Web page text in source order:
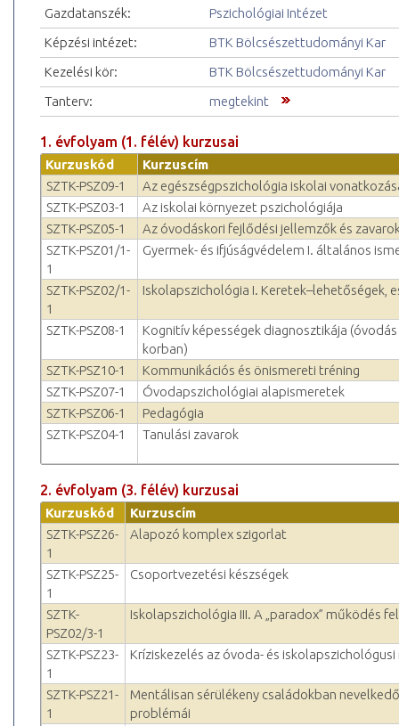
Gazdatanszék:
Pszichológiai Intézet
Képzési intézet:
BTK Bölcsészettudományi Kar
Kezelési kör:
BTK Bölcsészettudományi Kar
Tanterv:
megtekint
1. évfolyam (1. félév) kurzusai
Kurzuskód
Kurzuscím
SZTK-PSZ09-1
Az egészségpszichológia iskolai
SZTK-PSZ03-1
Az iskolai környezet pszichológiája
SZTK-PSZ05-1
Az óvodáskori fejlődési jellemzők és
SZTK-PSZ01/1-
1
Gyermek- és ifjúságvédelem I. általános
SZTK-PSZ02/1-
1
Iskolapszichológia I. Keretek–lehetőségek,
SZTK-PSZ08-1
Kognitív képességek diagnosztikája
korban)
SZTK-PSZ10-1
Kommunikációs és önismereti tréning
SZTK-PSZ07-1
Óvodapszichológiai alapismeretek
SZTK-PSZ06-1
Pedagógia
SZTK-PSZ04-1
Tanulási zavarok
2. évfolyam (3. félév) kurzusai
Kurzuskód
Kurzuscím
SZTK-PSZ26-
1
Alapozó komplex szigorlat
SZTK-PSZ25-
1
Csoportvezetési készségek
SZTK-
PSZ02/3-1
Iskolapszichológia III. A „paradox” működés
SZTK-PSZ23-
1
Kríziskezelés az óvoda- és
SZTK-PSZ21-
1
Mentálisan sérülékeny családokban
problémái